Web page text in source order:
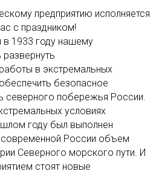
предприятию исполняется
с праздником!
1933 году нашему
в экстремальных
безопасное
северного побережья России.
условиях
году был выполнен
России объем
Северного морского пути. И
стоят новые